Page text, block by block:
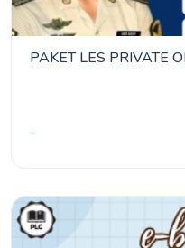
PAKET LES PRIVATE
-